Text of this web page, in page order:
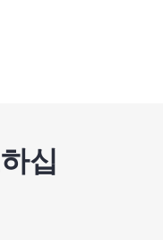
십